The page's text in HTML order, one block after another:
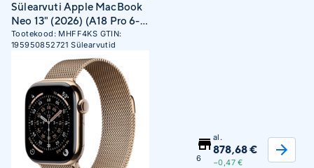
Sülearvuti Apple MacBook
Neo 13" (2026) (A18 Pro 6-
Core CPU, 5-Core GPU,
8GB RAM, 256GB SSD,
SWE) Indigo
Tootekood: MHFF4KS GTIN:
195950852721 Sülearvutid
6
al.
878,68 €
−0,47 €